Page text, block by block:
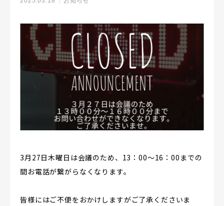
3月27日木曜日は会議のため、13：00～16：00までの
間お電話が繋がらなくなります。
皆様にはご不便をおかけしますがご了承くださいま
保険商品のご案内
会社案内
スタッフブログ